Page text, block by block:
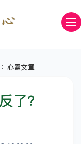
心靈文章
了？